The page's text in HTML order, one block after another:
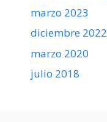
marzo 2023
diciembre 2022
marzo 2020
julio 2018